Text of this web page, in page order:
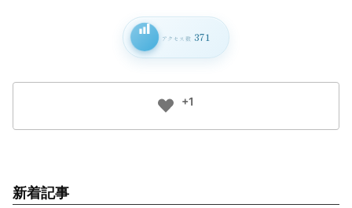
アクセス数 371
+1
新着記事